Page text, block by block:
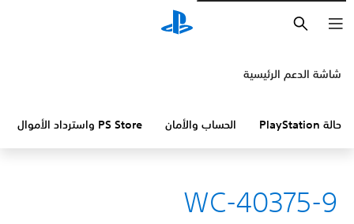
شاشة الدعم الرئيسية
حالة PlayStation الحساب والأمان PS Store واسترداد الأموال
WC-40375-9